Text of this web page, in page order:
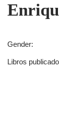
Gender:
Libros